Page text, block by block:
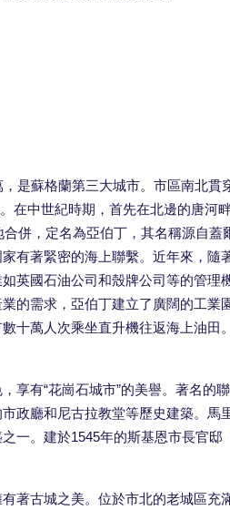
是蘇格蘭第三大城市。市區南北貫
在中世紀時期，首先在北邊的唐河
併，定名為亞伯丁，其名稱源自蓋
有著緊密的海上聯繫。近年來，隨
英國石油公司和殼牌公司等的管理
的需求，亞伯丁建立了廣闊的工業
十萬人次乘坐直升機往返海上油田
享有“花崗石城市”的美譽。著名的
政廳和尼古拉教堂等歷史建築。馬
一。建於1545年的斯基恩市長官邸
著古城之美。位於市北的老城區充